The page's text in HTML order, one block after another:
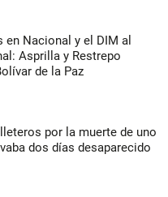
en Nacional y el DIM al
Asprilla y Restrepo
de la Paz
por la muerte de uno
dos días desaparecido